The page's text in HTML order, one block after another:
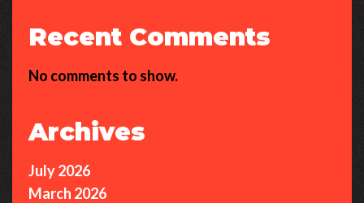
Recent Comments
No comments to show.
Archives
July 2026
March 2026